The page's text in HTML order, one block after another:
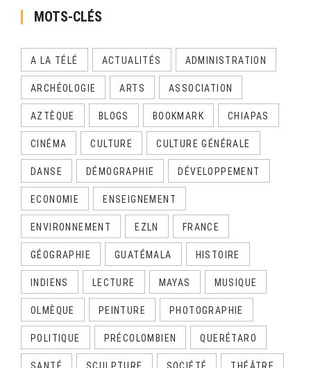
MOTS-CLÉS
A LA TÉLÉ ACTUALITÉS ADMINISTRATION
ARCHÉOLOGIE ARTS ASSOCIATION
AZTÈQUE BLOGS BOOKMARK CHIAPAS
CINÉMA CULTURE CULTURE GÉNÉRALE
DANSE DÉMOGRAPHIE DÉVELOPPEMENT
ECONOMIE ENSEIGNEMENT
ENVIRONNEMENT EZLN FRANCE
GÉOGRAPHIE GUATÉMALA HISTOIRE
INDIENS LECTURE MAYAS MUSIQUE
OLMÈQUE PEINTURE PHOTOGRAPHIE
POLITIQUE PRÉCOLOMBIEN QUERÉTARO